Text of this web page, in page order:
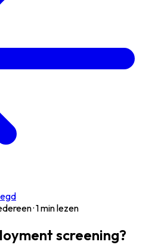
·1 min lezen
screening?